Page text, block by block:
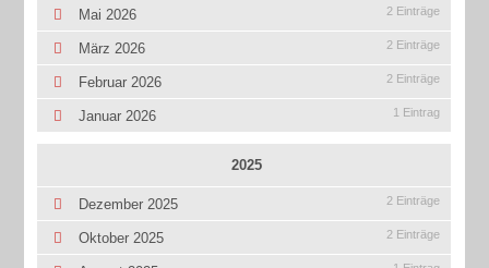
Mai 2026 2 Einträge
März 2026 2 Einträge
Februar 2026 2 Einträge
Januar 2026 1 Eintrag
2025
Dezember 2025 2 Einträge
Oktober 2025 2 Einträge